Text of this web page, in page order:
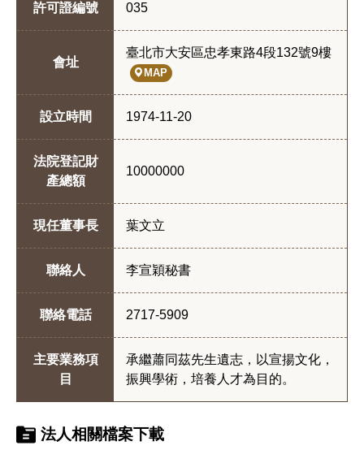
許可證編號 035
會址
臺北市大安區忠孝東路4段132號9樓
MAP
設立時間 1974-11-20
法院登記財
產總額
10000000
現任董事長 葉文立
聯絡人 李宣穎秘書
聯絡電話 2717-5909
主要業務項
目
承繼蕭同茲先生遺志，以宣揚文化，
振興學術，培養人才為目的。
法人相關檔案下載